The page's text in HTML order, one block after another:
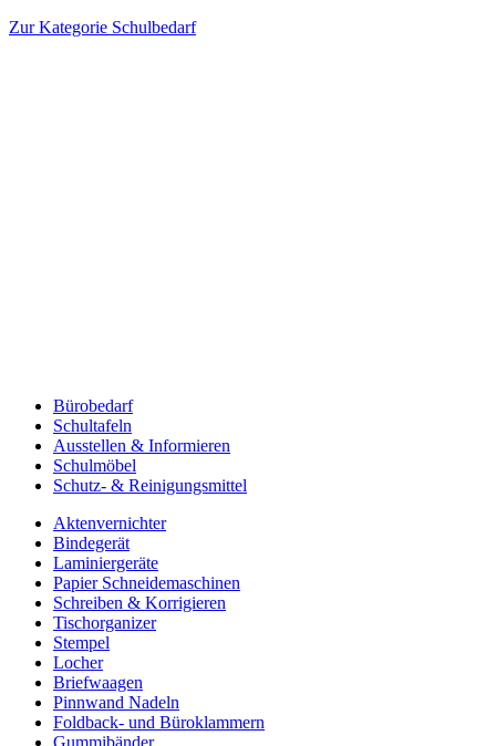
Zur Kategorie Schulbedarf
Bürobedarf
Schultafeln
Ausstellen & Informieren
Schulmöbel
Schutz- & Reinigungsmittel
Aktenvernichter
Bindegerät
Laminiergeräte
Papier Schneidemaschinen
Schreiben & Korrigieren
Tischorganizer
Stempel
Locher
Briefwaagen
Pinnwand Nadeln
Foldback- und Büroklammern
Gummibänder